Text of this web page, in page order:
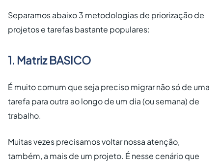
Separamos abaixo 3 metodologias de priorização de
projetos e tarefas bastante populares:
1. Matriz BASICO
É muito comum que seja preciso migrar não só de uma
tarefa para outra ao longo de um dia (ou semana) de
trabalho.
Muitas vezes precisamos voltar nossa atenção,
também, a mais de um projeto. É nesse cenário que